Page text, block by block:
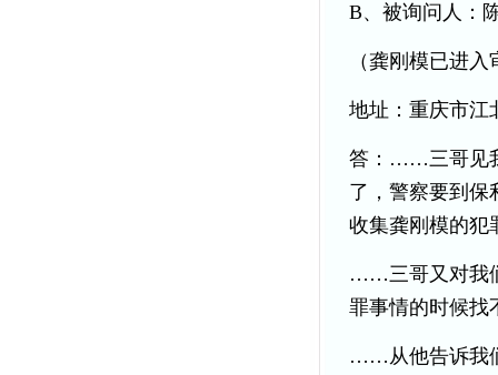
B、被询问人：
（龚刚模已进
地址：重庆市江
答：……三哥见
了，警察要到保
收集龚刚模的犯
……三哥又对我
罪事情的时候找
……从他告诉我